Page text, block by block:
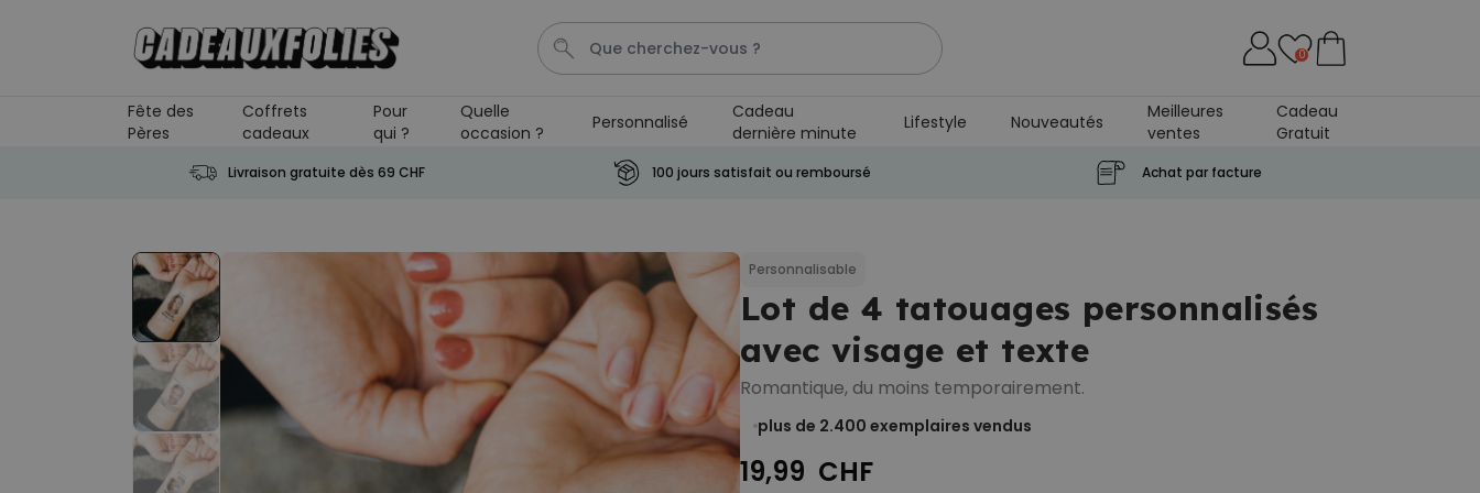
Cadre Aperol
Verre Aperol Spritz
personnalisé avec prénom
exemplaires
vendus
24,99 CHF
Personnalisable
Porte-clés personnalisé en
bois avec texte
plus de 2.300
exemplaires
19,99 CHF
0
Fête des
Pères
Coffrets
cadeaux
Pour
qui ?
Quelle
occasion ?
Personnalisé
Cadeau
dernière minute
Lifestyle Nouveautés
Meilleures
ventes
Cadeau
Gratuit
Livraison gratuite dès 69 CHF 100 jours satisfait ou remboursé Achat par facture
Personnalisable
Lot de 4 tatouages personnalisés
avec visage et texte
Romantique, du moins temporairement.
plus de 2.400 exemplaires vendus
19,99 CHF